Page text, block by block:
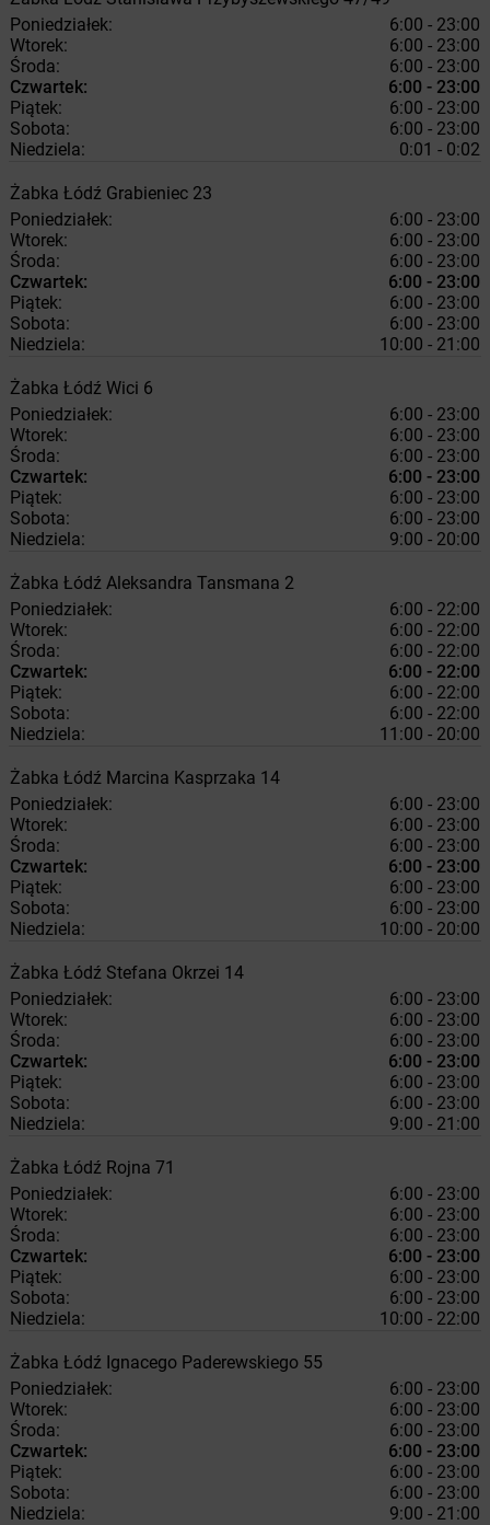
Poniedziałek:
6:00 - 23:00
Wtorek:
6:00 - 23:00
Środa:
6:00 - 23:00
Czwartek:
6:00 - 23:00
Piątek:
6:00 - 23:00
Sobota:
6:00 - 23:00
Niedziela:
0:01 - 0:02
Żabka Łódź Grabieniec 23
Poniedziałek:
6:00 - 23:00
Wtorek:
6:00 - 23:00
Środa:
6:00 - 23:00
Czwartek:
6:00 - 23:00
Piątek:
6:00 - 23:00
Sobota:
6:00 - 23:00
Niedziela:
10:00 - 21:00
Żabka Łódź Wici 6
Poniedziałek:
6:00 - 23:00
Wtorek:
6:00 - 23:00
Środa:
6:00 - 23:00
Czwartek:
6:00 - 23:00
Piątek:
6:00 - 23:00
Sobota:
6:00 - 23:00
Niedziela:
9:00 - 20:00
Żabka Łódź Aleksandra Tansmana 2
Poniedziałek:
6:00 - 22:00
Wtorek:
6:00 - 22:00
Środa:
6:00 - 22:00
Czwartek:
6:00 - 22:00
Piątek:
6:00 - 22:00
Sobota:
6:00 - 22:00
Niedziela:
11:00 - 20:00
Żabka Łódź Marcina Kasprzaka 14
Poniedziałek:
6:00 - 23:00
Wtorek:
6:00 - 23:00
Środa:
6:00 - 23:00
Czwartek:
6:00 - 23:00
Piątek:
6:00 - 23:00
Sobota:
6:00 - 23:00
Niedziela:
10:00 - 20:00
Żabka Łódź Stefana Okrzei 14
Poniedziałek:
6:00 - 23:00
Wtorek:
6:00 - 23:00
Środa:
6:00 - 23:00
Czwartek:
6:00 - 23:00
Piątek:
6:00 - 23:00
Sobota:
6:00 - 23:00
Niedziela:
9:00 - 21:00
Żabka Łódź Rojna 71
Poniedziałek:
6:00 - 23:00
Wtorek:
6:00 - 23:00
Środa:
6:00 - 23:00
Czwartek:
6:00 - 23:00
Piątek:
6:00 - 23:00
Sobota:
6:00 - 23:00
Niedziela:
10:00 - 22:00
Żabka Łódź Ignacego Paderewskiego 55
Poniedziałek:
6:00 - 23:00
Wtorek:
6:00 - 23:00
Środa:
6:00 - 23:00
Czwartek:
6:00 - 23:00
Piątek:
6:00 - 23:00
Sobota:
6:00 - 23:00
Niedziela:
9:00 - 21:00